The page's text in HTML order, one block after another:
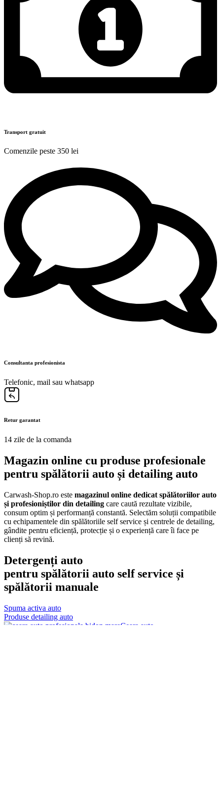
Transport gratuit
Comenzile peste 350 lei
Consultanta profesionista
Telefonic, mail sau whatsapp
Retur garantat
14 zile de la comanda
Magazin online cu produse profesionale
pentru spălătorii auto și detailing auto
Carwash-Shop.ro este magazinul online dedicat spălătoriilor auto
și profesioniștilor din detailing care caută rezultate vizibile,
consum optim și performanță constantă. Selectăm soluții compatibile
cu echipamentele din spălătoriile self service și centrele de detailing,
gândite pentru eficiență, protecție și o experiență care îi face pe
clienți să revină.
Detergenți auto
pentru spălătorii auto self service și
spălătorii manuale
Spuma activa auto
Produse detailing auto
Ceara auto